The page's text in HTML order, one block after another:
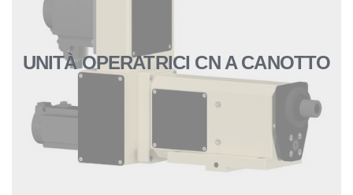
UNITÀ OPERATRICI CN A CANOTTO